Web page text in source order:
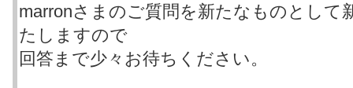
marronさまのご質問を新たなものとして
たしますので
回答まで少々お待ちください。